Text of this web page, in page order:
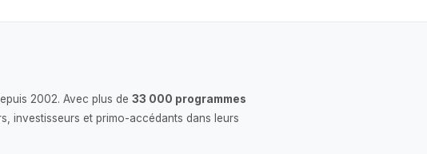
2002. Avec plus de 33 000 programmes
investisseurs et primo-accédants dans leurs